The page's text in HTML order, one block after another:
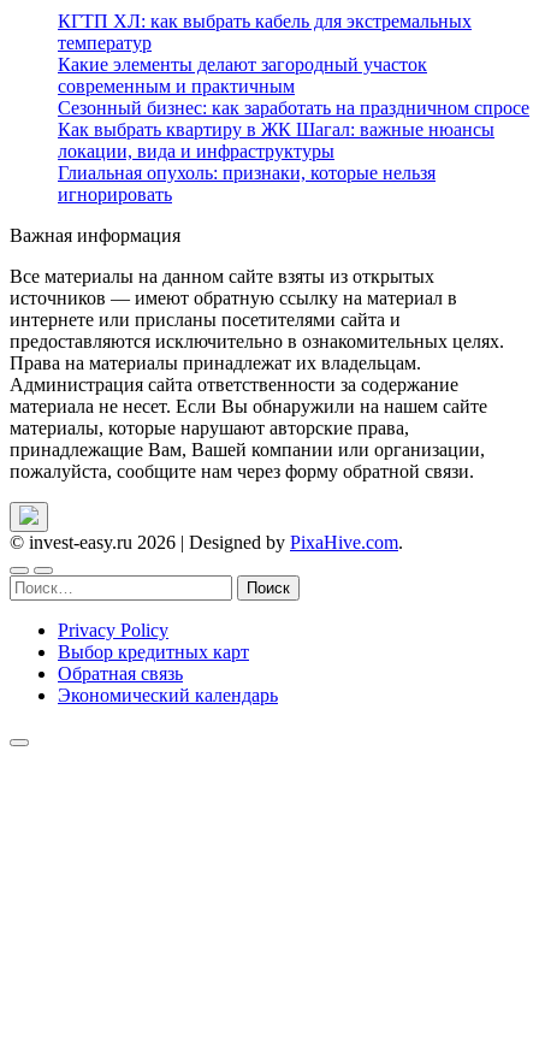
КГТП ХЛ: как выбрать кабель для экстремальных
температур
Какие элементы делают загородный участок
современным и практичным
Сезонный бизнес: как заработать на праздничном спросе
Как выбрать квартиру в ЖК Шагал: важные нюансы
локации, вида и инфраструктуры
Глиальная опухоль: признаки, которые нельзя
игнорировать
Важная информация
Все материалы на данном сайте взяты из открытых
источников — имеют обратную ссылку на материал в
интернете или присланы посетителями сайта и
предоставляются исключительно в ознакомительных целях.
Права на материалы принадлежат их владельцам.
Администрация сайта ответственности за содержание
материала не несет. Если Вы обнаружили на нашем сайте
материалы, которые нарушают авторские права,
принадлежащие Вам, Вашей компании или организации,
пожалуйста, сообщите нам через форму обратной связи.
© invest-easy.ru 2026 | Designed by PixaHive.com.
Найти:
Privacy Policy
Выбор кредитных карт
Обратная связь
Экономический календарь